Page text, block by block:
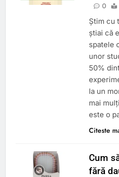
0
Știm cu
știai că
spatele
unor
50%
la un
mai
este o
Citeste
Cum
fără